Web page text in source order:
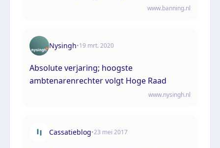
(ECLI:NL:HR:2021:649, 23 april 2021,www.banning.nl
Nysingh•19 mrt. 2020
Absolute verjaring; hoogste
ambtenarenrechter volgt Hoge Raad
www.nysingh.nl
Cassatieblog•23 mei 2017